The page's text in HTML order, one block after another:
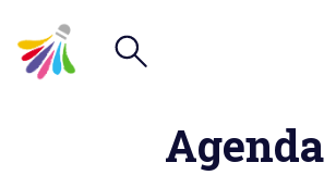
Agenda